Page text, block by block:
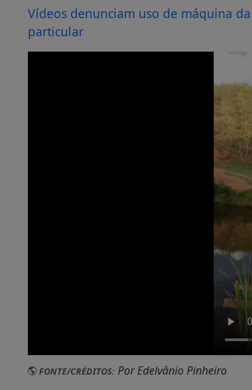
Vídeos denunciam uso de máquina
particular
FONTE/CRÉDITOS: Por Edelvânio Pinheiro